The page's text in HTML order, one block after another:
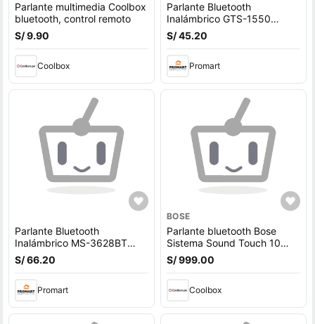
Parlante multimedia Coolbox
bluetooth, control remoto
S/ 9.90
Coolbox
Parlante Bluetooth
Inalámbrico GTS-1550
Luces LED RGB 10W con
Doble Parlante de 4
S/ 45.20
Promart
Parlante Bluetooth
Inalámbrico MS-3628BT
Luces LED RGB 20W con
Doble Parlante de 4
S/ 66.20
Promart
BOSE
Parlante bluetooth Bose
Sistema Sound Touch 10
wifi, control remoto
S/ 999.00
Coolbox